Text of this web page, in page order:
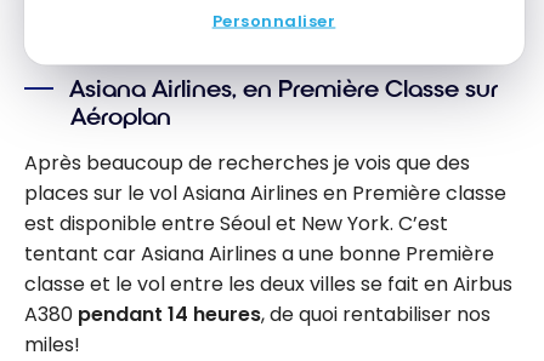
Personnaliser
Asiana Airlines, en Première Classe sur
Aéroplan
Après beaucoup de recherches je vois que des
places sur le vol Asiana Airlines en Première classe
est disponible entre Séoul et New York. C’est
tentant car Asiana Airlines a une bonne Première
classe et le vol entre les deux villes se fait en Airbus
A380 pendant 14 heures, de quoi rentabiliser nos
miles!